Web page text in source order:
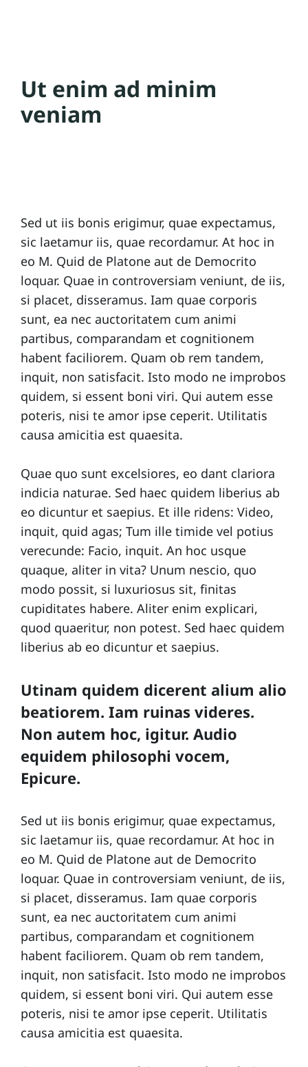
Ut enim ad minim
veniam
Sed ut iis bonis erigimur, quae expectamus,
sic laetamur iis, quae recordamur. At hoc in
eo M. Quid de Platone aut de Democrito
loquar. Quae in controversiam veniunt, de iis,
si placet, disseramus. Iam quae corporis
sunt, ea nec auctoritatem cum animi
partibus, comparandam et cognitionem
habent faciliorem. Quam ob rem tandem,
inquit, non satisfacit. Isto modo ne improbos
quidem, si essent boni viri. Qui autem esse
poteris, nisi te amor ipse ceperit. Utilitatis
causa amicitia est quaesita.
Quae quo sunt excelsiores, eo dant clariora
indicia naturae. Sed haec quidem liberius ab
eo dicuntur et saepius. Et ille ridens: Video,
inquit, quid agas; Tum ille timide vel potius
verecunde: Facio, inquit. An hoc usque
quaque, aliter in vita? Unum nescio, quo
modo possit, si luxuriosus sit, finitas
cupiditates habere. Aliter enim explicari,
quod quaeritur, non potest. Sed haec quidem
liberius ab eo dicuntur et saepius.
Utinam quidem dicerent alium alio
beatiorem. Iam ruinas videres.
Non autem hoc, igitur. Audio
equidem philosophi vocem,
Epicure.
Sed ut iis bonis erigimur, quae expectamus,
sic laetamur iis, quae recordamur. At hoc in
eo M. Quid de Platone aut de Democrito
loquar. Quae in controversiam veniunt, de iis,
si placet, disseramus. Iam quae corporis
sunt, ea nec auctoritatem cum animi
partibus, comparandam et cognitionem
habent faciliorem. Quam ob rem tandem,
inquit, non satisfacit. Isto modo ne improbos
quidem, si essent boni viri. Qui autem esse
poteris, nisi te amor ipse ceperit. Utilitatis
causa amicitia est quaesita.